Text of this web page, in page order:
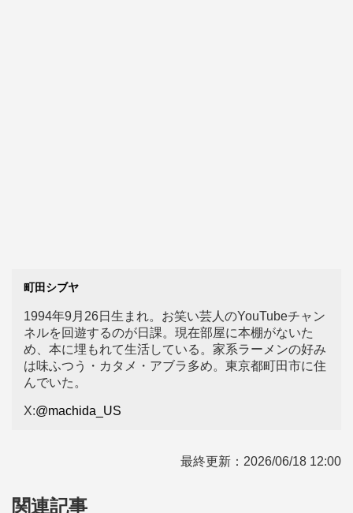
町田シブヤ
1994年9月26日生まれ。お笑い芸人のYouTubeチャン
ネルを回遊するのが日課。現在部屋に本棚がないた
め、本に埋もれて生活している。家系ラーメンの好み
は味ふつう・カタメ・アブラ多め。東京都町田市に住
んでいた。
X:@machida_US
最終更新： 2026/06/18 12:00
関連記事